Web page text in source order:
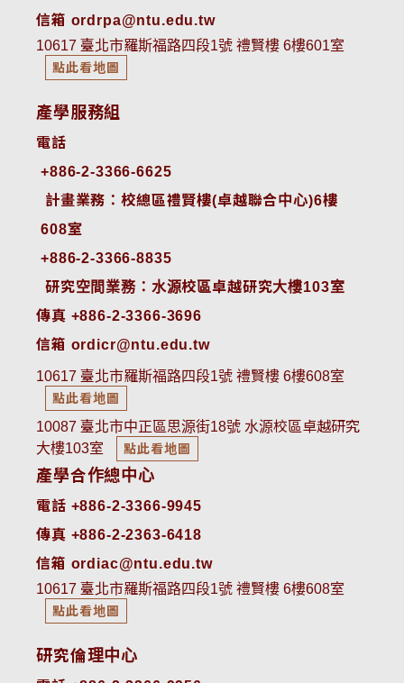
信箱 ordrpa@ntu.edu.tw
10617 臺北市羅斯福路四段1號 禮賢樓 6樓601室
點此看地圖
產學服務組
電話
+886-2-3366-6625
計畫業務：校總區禮賢樓(卓越聯合中心)6樓
608室
+886-2-3366-8835
研究空間業務：水源校區卓越研究大樓103室
傳真 +886-2-3366-3696
信箱 ordicr@ntu.edu.tw
10617 臺北市羅斯福路四段1號 禮賢樓 6樓608室
點此看地圖
10087 臺北市中正區思源街18號 水源校區卓越研究
大樓103室
點此看地圖
產學合作總中心
電話 +886-2-3366-9945
傳真 +886-2-2363-6418
信箱 ordiac@ntu.edu.tw
10617 臺北市羅斯福路四段1號 禮賢樓 6樓608室
點此看地圖
研究倫理中心